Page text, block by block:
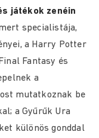
játékok zenéin
specialistája,
a Harry Potter
Fantasy és
a
mutatkoznak be
a Gyűrűk Ura
különös gonddal